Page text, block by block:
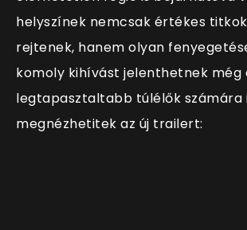
helyszínek nemcsak értékes
rejtenek, hanem olyan
komoly kihívást jelenthetnek még
legtapasztaltabb túlélők számára
megnézhetitek az új trailert: